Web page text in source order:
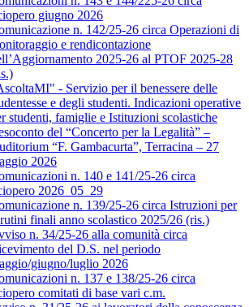
giugno 2026
n. 142/25-26 circa Operazioni di
e rendicontazione
2025-26 al PTOF 2025-28
- Servizio per il benessere delle
e degli studenti. Indicazioni operative
studenti, famiglie e Istituzioni scolastiche
del “Concerto per la Legalità” –
“F. Gambacurta”, Terracina – 27
2026
n. 140 e 141/25-26 circa
2026_05_29
n. 139/25-26 circa Istruzioni per
finali anno scolastico 2025/26 (ris.)
n. 34/25-26 alla comunità circa
del D.S. nel periodo
giugno/luglio 2026
n. 137 e 138/25-26 circa
comitati di base vari c.m.